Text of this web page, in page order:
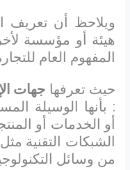
ويلاحظ أن تعريف
هيئة أو مؤسسة
المفهوم العام
حيث تعرفها جهات
: بأنها الوسيلة
أو الخدمات أو
الشبكات التقنية
من وسائل